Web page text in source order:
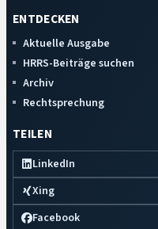
ENTDECKEN
Aktuelle Ausgabe
HRRS-Beiträge suchen
Archiv
Rechtsprechung
TEILEN
LinkedIn
Xing
Facebook